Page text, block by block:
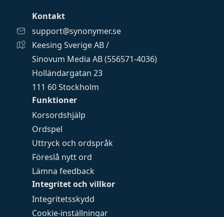
Funktioner
Korsordshjälp
Ordspel
Uttryck och ordspråk
Föreslå nytt ord
Lämna feedback
Integritet och villkor
Integritetsskydd
Cookie-inställningar
Kontakt
support@synonymer.se
Keesing Sverige AB /
Sinovum Media AB (556571-4036)
Holländargatan 23
111 60 Stockholm